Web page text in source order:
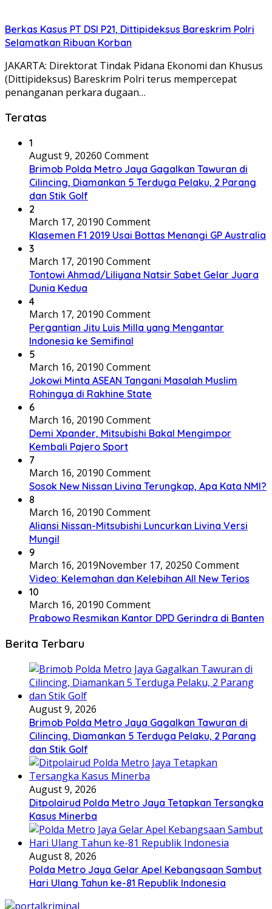
Berkas Kasus PT DSI P21, Dittipideksus Bareskrim Polri
Selamatkan Ribuan Korban
JAKARTA: Direktorat Tindak Pidana Ekonomi dan Khusus
(Dittipideksus) Bareskrim Polri terus mempercepat
penanganan perkara dugaan…
Teratas
1
August 9, 20260 Comment
Brimob Polda Metro Jaya Gagalkan Tawuran di
Cilincing, Diamankan 5 Terduga Pelaku, 2 Parang
dan Stik Golf
2
March 17, 20190 Comment
Klasemen F1 2019 Usai Bottas Menangi GP Australia
3
March 17, 20190 Comment
Tontowi Ahmad/Liliyana Natsir Sabet Gelar Juara
Dunia Kedua
4
March 17, 20190 Comment
Pergantian Jitu Luis Milla yang Mengantar
Indonesia ke Semifinal
5
March 16, 20190 Comment
Jokowi Minta ASEAN Tangani Masalah Muslim
Rohingya di Rakhine State
6
March 16, 20190 Comment
Demi Xpander, Mitsubishi Bakal Mengimpor
Kembali Pajero Sport
7
March 16, 20190 Comment
Sosok New Nissan Livina Terungkap, Apa Kata NMI?
8
March 16, 20190 Comment
Aliansi Nissan-Mitsubishi Luncurkan Livina Versi
Mungil
9
March 16, 2019November 17, 20250 Comment
Video: Kelemahan dan Kelebihan All New Terios
10
March 16, 20190 Comment
Prabowo Resmikan Kantor DPD Gerindra di Banten
Berita Terbaru
August 9, 2026
Brimob Polda Metro Jaya Gagalkan Tawuran di
Cilincing, Diamankan 5 Terduga Pelaku, 2 Parang
dan Stik Golf
August 9, 2026
Ditpolairud Polda Metro Jaya Tetapkan Tersangka
Kasus Minerba
August 8, 2026
Polda Metro Jaya Gelar Apel Kebangsaan Sambut
Hari Ulang Tahun ke-81 Republik Indonesia